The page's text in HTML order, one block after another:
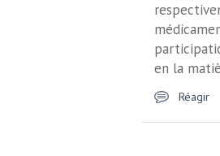
en la
Réagir